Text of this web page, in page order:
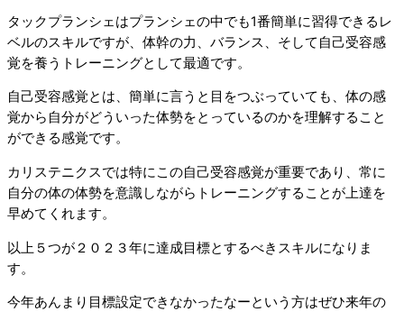
タックプランシェはプランシェの中でも1番簡単に習得できるレ
ベルのスキルですが、体幹の力、バランス、そして自己受容感
覚を養うトレーニングとして最適です。
自己受容感覚とは、簡単に言うと目をつぶっていても、体の感
覚から自分がどういった体勢をとっているのかを理解すること
ができる感覚です。
カリステニクスでは特にこの自己受容感覚が重要であり、常に
自分の体の体勢を意識しながらトレーニングすることが上達を
早めてくれます。
以上５つが２０２３年に達成目標とするべきスキルになりま
す。
今年あんまり目標設定できなかったなーという方はぜひ来年の